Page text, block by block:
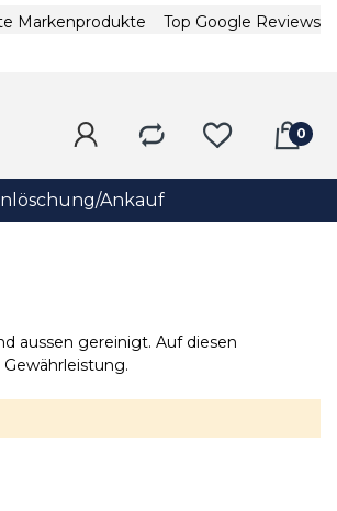
Markenprodukte Top Google Reviews
Ankauf
aussen gereinigt. Auf diesen